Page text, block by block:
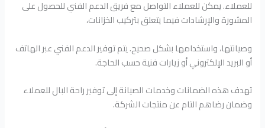
للعملاء. يمكن للعملاء التواصل مع فريق الدعم الفني للحصول على
المشورة والإرشادات فيما يتعلق بتركيب الخزانات،
وصيانتها، واستخدامها بشكل صحيح. يتم توفير الدعم الفني عبر الهاتف
أو البريد الإلكتروني أو زيارات فنية حسب الحاجة.
تهدف هذه الضمانات وخدمات الصيانة إلى توفير راحة البال للعملاء
وضمان رضاهم التام عن منتجات الشركة.